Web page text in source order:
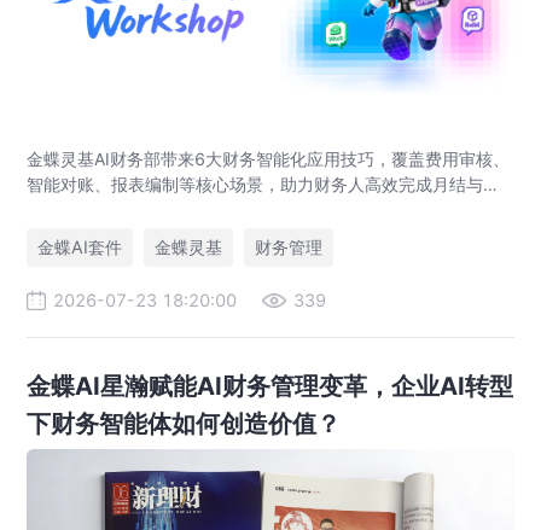
金蝶灵基AI财务部带来6大财务智能化应用技巧，覆盖费用审核、
智能对账、报表编制等核心场景，助力财务人高效完成月结与业
金蝶AI套件
金蝶灵基 财务管理
2026-07-23 18:20:00 339
金蝶AI星瀚赋能AI财务管理变革，企业AI转型
下财务智能体如何创造价值？